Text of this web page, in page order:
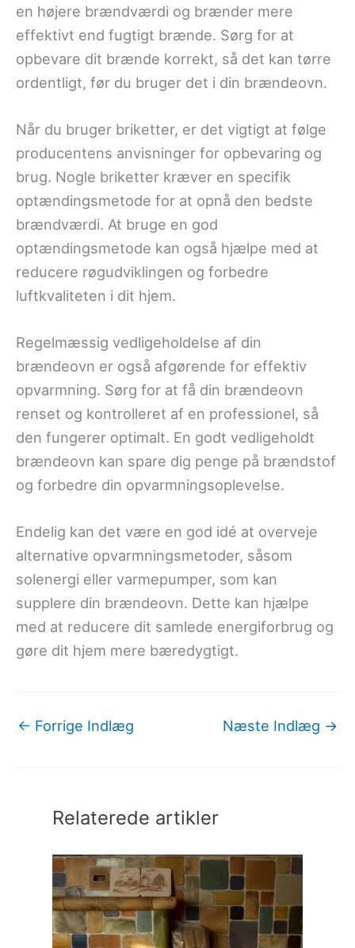
en højere brændværdi og brænder mere
effektivt end fugtigt brænde. Sørg for at
opbevare dit brænde korrekt, så det kan tørre
ordentligt, før du bruger det i din brændeovn.
Når du bruger briketter, er det vigtigt at følge
producentens anvisninger for opbevaring og
brug. Nogle briketter kræver en specifik
optændingsmetode for at opnå den bedste
brændværdi. At bruge en god
optændingsmetode kan også hjælpe med at
reducere røgudviklingen og forbedre
luftkvaliteten i dit hjem.
Regelmæssig vedligeholdelse af din
brændeovn er også afgørende for effektiv
opvarmning. Sørg for at få din brændeovn
renset og kontrolleret af en professionel, så
den fungerer optimalt. En godt vedligeholdt
brændeovn kan spare dig penge på brændstof
og forbedre din opvarmningsoplevelse.
Endelig kan det være en god idé at overveje
alternative opvarmningsmetoder, såsom
solenergi eller varmepumper, som kan
supplere din brændeovn. Dette kan hjælpe
med at reducere dit samlede energiforbrug og
gøre dit hjem mere bæredygtigt.
← Forrige Indlæg Næste Indlæg →
Relaterede artikler